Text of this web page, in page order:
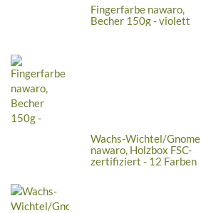
Fingerfarbe nawaro,
Becher 150g - violett
Wachs-Wichtel/Gnome
nawaro, Holzbox FSC-
zertifiziert - 12 Farben